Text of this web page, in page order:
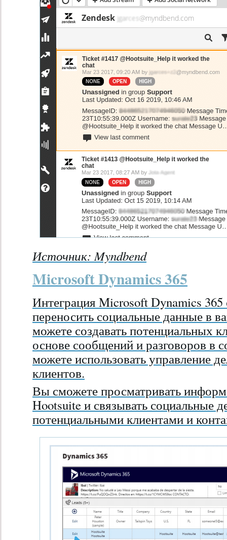
Источник:Myndbend
Microsoft Dynamics 365
Интеграция Microsoft Dynamics 365
переносить социальные данные в
можете создавать потенциальных
основе сообщений и разговоров в
можете использовать управление
клиентов.
Вы сможете просматривать
Hootsuite и связывать социальные
потенциальными клиентами и